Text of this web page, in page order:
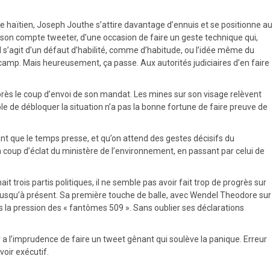
Joseph Jouthe s’attire davantage d’ennuis et se positionne au
compte tweeter, d’une occasion de faire un geste technique qui,
d’un défaut d’habilité, comme d’habitude, ou l’idée même du
Mais heureusement, ça passe. Aux autorités judiciaires d’en faire
le coup d’envoi de son mandat. Les mines sur son visage relèvent
de débloquer la situation n’a pas la bonne fortune de faire preuve de
que le temps presse, et qu’on attend des gestes décisifs du
d’éclat du ministère de l’environnement, en passant par celui de
trois partis politiques, il ne semble pas avoir fait trop de progrès sur
présent. Sa première touche de balle, avec Wendel Theodore sur
pression des « fantômes 509 ». Sans oublier ses déclarations
l’imprudence de faire un tweet gênant qui soulève la panique. Erreur
exécutif.